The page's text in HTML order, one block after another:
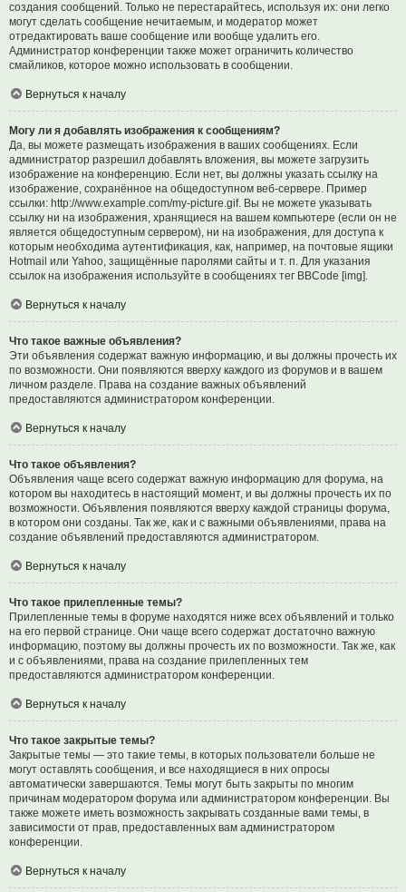
создания сообщений. Только не перестарайтесь, используя их: они легко
могут сделать сообщение нечитаемым, и модератор может
отредактировать ваше сообщение или вообще удалить его.
Администратор конференции также может ограничить количество
смайликов, которое можно использовать в сообщении.
Вернуться к началу
Могу ли я добавлять изображения к сообщениям?
Да, вы можете размещать изображения в ваших сообщениях. Если
администратор разрешил добавлять вложения, вы можете загрузить
изображение на конференцию. Если нет, вы должны указать ссылку на
изображение, сохранённое на общедоступном веб-сервере. Пример
ссылки: http://www.example.com/my-picture.gif. Вы не можете указывать
ссылку ни на изображения, хранящиеся на вашем компьютере (если он не
является общедоступным сервером), ни на изображения, для доступа к
которым необходима аутентификация, как, например, на почтовые ящики
Hotmail или Yahoo, защищённые паролями сайты и т. п. Для указания
ссылок на изображения используйте в сообщениях тег BBCode [img].
Вернуться к началу
Что такое важные объявления?
Эти объявления содержат важную информацию, и вы должны прочесть их
по возможности. Они появляются вверху каждого из форумов и в вашем
личном разделе. Права на создание важных объявлений
предоставляются администратором конференции.
Вернуться к началу
Что такое объявления?
Объявления чаще всего содержат важную информацию для форума, на
котором вы находитесь в настоящий момент, и вы должны прочесть их по
возможности. Объявления появляются вверху каждой страницы форума,
в котором они созданы. Так же, как и с важными объявлениями, права на
создание объявлений предоставляются администратором.
Вернуться к началу
Что такое прилепленные темы?
Прилепленные темы в форуме находятся ниже всех объявлений и только
на его первой странице. Они чаще всего содержат достаточно важную
информацию, поэтому вы должны прочесть их по возможности. Так же, как
и с объявлениями, права на создание прилепленных тем
предоставляются администратором конференции.
Вернуться к началу
Что такое закрытые темы?
Закрытые темы — это такие темы, в которых пользователи больше не
могут оставлять сообщения, и все находящиеся в них опросы
автоматически завершаются. Темы могут быть закрыты по многим
причинам модератором форума или администратором конференции. Вы
также можете иметь возможность закрывать созданные вами темы, в
зависимости от прав, предоставленных вам администратором
конференции.
Вернуться к началу